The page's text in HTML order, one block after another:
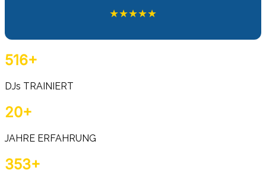
★★★★★
516+
DJs TRAINIERT
20+
JAHRE ERFAHRUNG
353+